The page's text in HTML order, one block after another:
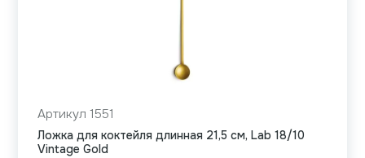
Артикул 1551
Ложка для коктейля длинная 21,5 см, Lab 18/10
Vintage Gold